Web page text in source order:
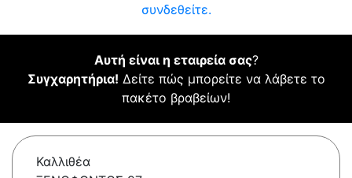
συνδεθείτε.
Αυτή είναι η εταιρεία σας?
Συγχαρητήρια! Δείτε πώς μπορείτε να λάβετε το
πακέτο βραβείων!
Καλλιθέα